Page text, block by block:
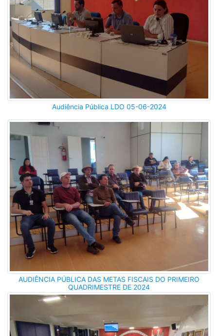
Audiência Pública LDO 05-06-2024
AUDIÊNCIA PÚBLICA DAS METAS FISCAIS DO PRIMEIRO
QUADRIMESTRE DE 2024